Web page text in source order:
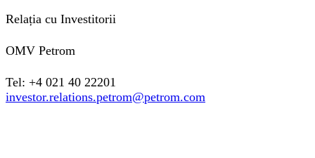
Relația cu Investitorii
OMV Petrom
Tel: +4 021 40 22201
investor.relations.petrom@petrom.com